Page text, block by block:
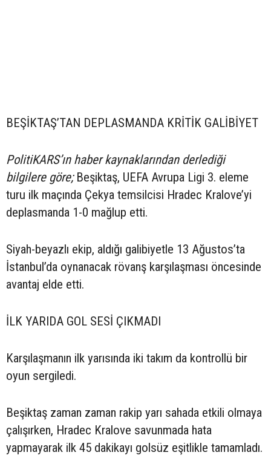
BEŞİKTAŞ’TAN DEPLASMANDA KRİTİK GALİBİYET
PolitiKARS’ın haber kaynaklarından derlediği
bilgilere göre;Beşiktaş, UEFA Avrupa Ligi 3. eleme
turu ilk maçında Çekya temsilcisi Hradec Kralove’yi
deplasmanda 1-0 mağlup etti.
Siyah-beyazlı ekip, aldığı galibiyetle 13 Ağustos’ta
İstanbul’da oynanacak rövanş karşılaşması öncesinde
avantaj elde etti.
İLK YARIDA GOL SESİ ÇIKMADI
Karşılaşmanın ilk yarısında iki takım da kontrollü bir
oyun sergiledi.
Beşiktaş zaman zaman rakip yarı sahada etkili olmaya
çalışırken, Hradec Kralove savunmada hata
yapmayarak ilk 45 dakikayı golsüz eşitlikle tamamladı.